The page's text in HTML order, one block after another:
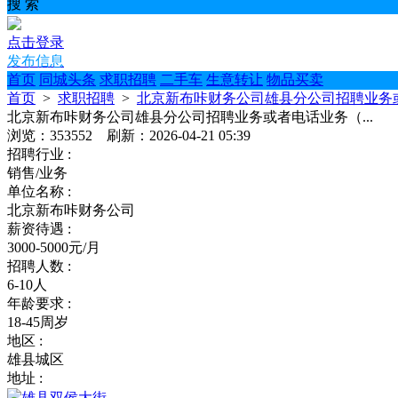
搜 索
点击登录
发布信息
首页 同城头条 求职招聘 二手车 生意转让 物品买卖
首页 > 求职招聘 > 北京新布咔财务公司雄县分公司招聘业务
北京新布咔财务公司雄县分公司招聘业务或者电话业务（...
浏览：353552 刷新：2026-04-21 05:39
招聘行业 :
销售/业务
单位名称 :
北京新布咔财务公司
薪资待遇 :
3000-5000元/月
招聘人数 :
6-10人
年龄要求 :
18-45周岁
地区 :
雄县城区
地址 :